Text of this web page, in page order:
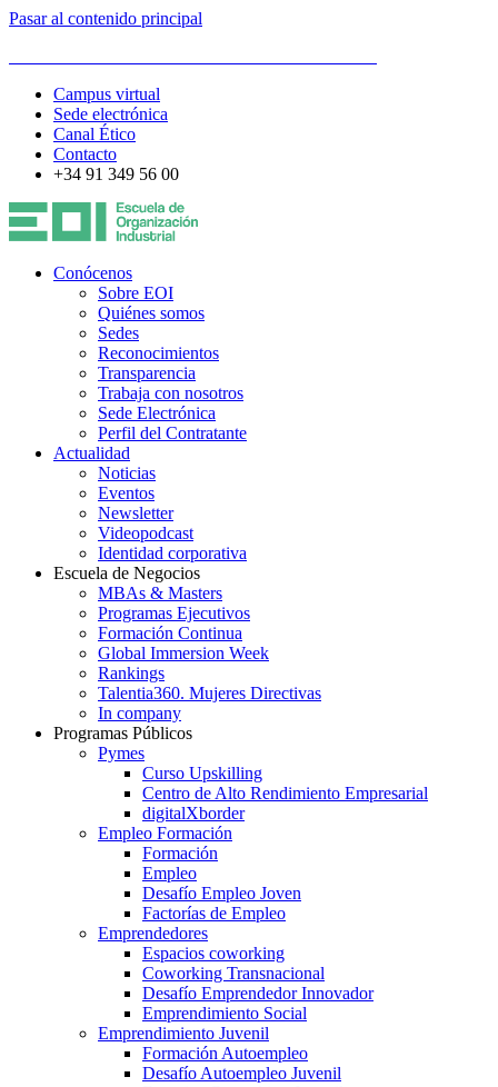
Pasar al contenido principal
Campus virtual
Sede electrónica
Canal Ético
Contacto
+34 91 349 56 00
Conócenos
Sobre EOI
Quiénes somos
Sedes
Reconocimientos
Transparencia
Trabaja con nosotros
Sede Electrónica
Perfil del Contratante
Actualidad
Noticias
Eventos
Newsletter
Videopodcast
Identidad corporativa
Escuela de Negocios
MBAs & Masters
Programas Ejecutivos
Formación Continua
Global Immersion Week
Rankings
Talentia360. Mujeres Directivas
In company
Programas Públicos
Pymes
Curso Upskilling
Centro de Alto Rendimiento Empresarial
digitalXborder
Empleo Formación
Formación
Empleo
Desafío Empleo Joven
Factorías de Empleo
Emprendedores
Espacios coworking
Coworking Transnacional
Desafío Emprendedor Innovador
Emprendimiento Social
Emprendimiento Juvenil
Formación Autoempleo
Desafío Autoempleo Juvenil